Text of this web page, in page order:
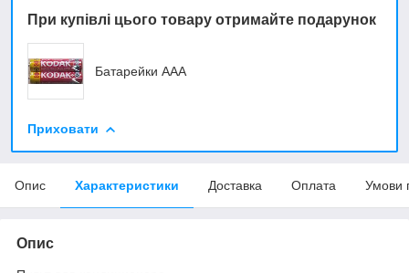
При купівлі цього товару отримайте подарунок
Батарейки ААА
Приховати
Опис Характеристики Доставка Оплата Умови
Опис